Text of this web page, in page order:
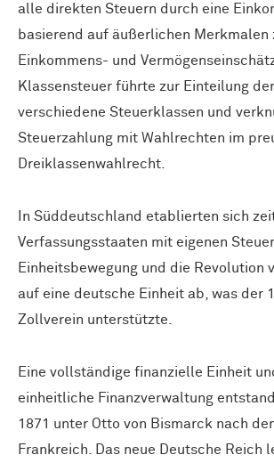
alle direkten Steuern durch eine
basierend auf äußerlichen Merkmalen
Einkommens- und
Klassensteuer führte zur Einteilung
verschiedene Steuerklassen und
Steuerzahlung mit Wahlrechten im
Dreiklassenwahlrecht.
In Süddeutschland etablierten sich
Verfassungsstaaten mit eigenen
Einheitsbewegung und die Revolution
auf eine deutsche Einheit ab, was der
Zollverein unterstützte.
Eine vollständige finanzielle Einheit
einheitliche Finanzverwaltung
1871 unter Otto von Bismarck nach
Frankreich. Das neue Deutsche Reich